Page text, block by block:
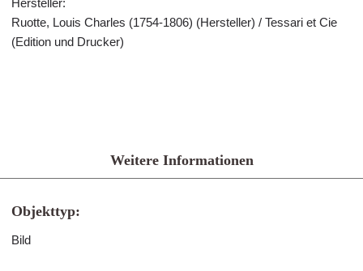
Hersteller:
Ruotte, Louis Charles (1754-1806) (Hersteller) / Tessari et Cie
(Edition und Drucker)
Weitere Informationen
Objekttyp:
Bild